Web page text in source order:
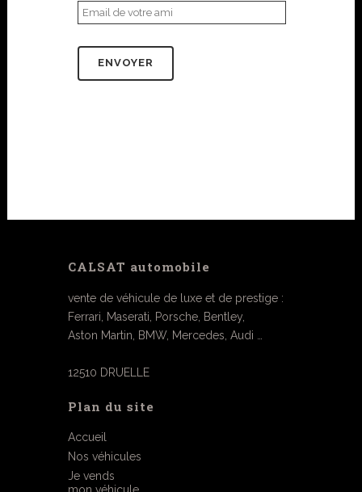
CALSAT automobile
vente de véhicule de luxe et de prestige :
Ferrari, Maserati, Porsche, Bentley,
Aston Martin, BMW, Mercedes, Audi …
12510 DRUELLE
Plan du site
Accueil
Nos véhicules
Je vends